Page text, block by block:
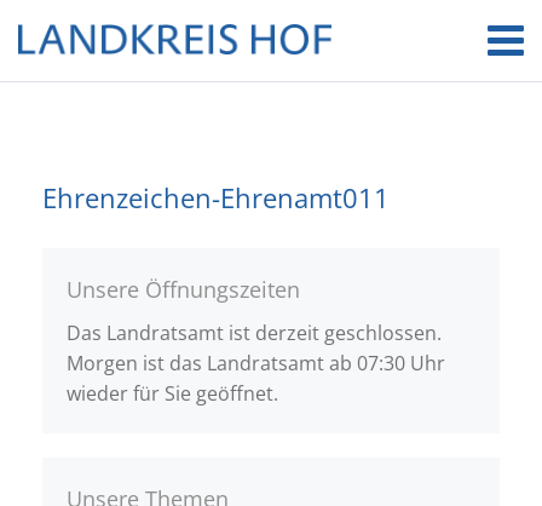
Ehrenzeichen-Ehrenamt011
Unsere Öffnungszeiten
Das Landratsamt ist derzeit geschlossen.
Morgen ist das Landratsamt ab 07:30 Uhr
wieder für Sie geöffnet.
Unsere Themen